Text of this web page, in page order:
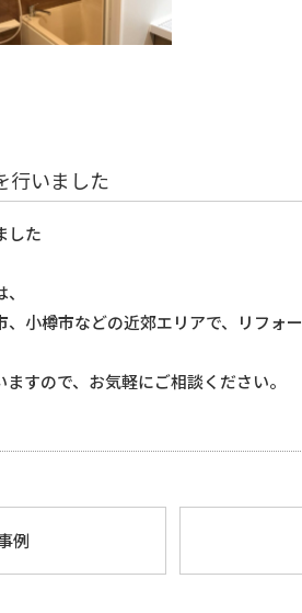
行いました
した
小樽市などの近郊エリアで、リフォ
すので、お気軽にご相談ください。
例